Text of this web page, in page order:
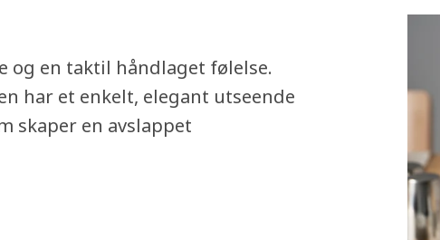
og en taktil håndlaget følelse.
har et enkelt, elegant utseende
skaper en avslappet